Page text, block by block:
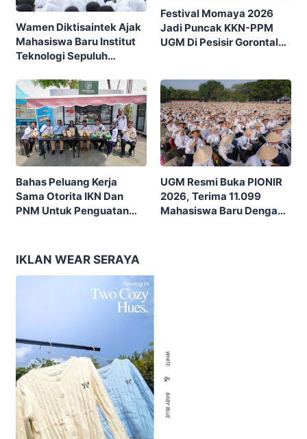
Wamen Diktisaintek Ajak
Mahasiswa Baru Institut
Teknologi Sepuluh
Kritis Hadapi Euforia AI
Festival Momaya 2026
Jadi Puncak KKN-PPM
UGM Di Pesisir Gorontalo,
Bahas Peluang Kerja
Sama Otorita IKN Dan
PNM Untuk Penguatan
UGM Resmi Buka PIONIR
2026, Terima 11.099
Mahasiswa Baru Dengan
IKLAN WEAR SERAYA